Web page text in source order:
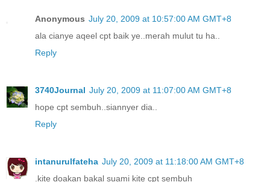
Anonymous July 20, 2009 at 10:57:00 AM GMT+8
ala cianye aqeel cpt baik ye..merah mulut tu ha..
Reply
3740Journal July 20, 2009 at 11:07:00 AM GMT+8
hope cpt sembuh..siannyer dia..
Reply
intanurulfateha July 20, 2009 at 11:18:00 AM GMT+8
.kite doakan bakal suami kite cpt sembuh